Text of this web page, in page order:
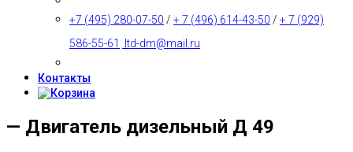
+7 (495) 280-07-50 / + 7 (496) 614-43-50 / + 7 (929)
586-55-61
ltd-dm@mail.ru
Контакты
— Двигатель дизельный Д 49